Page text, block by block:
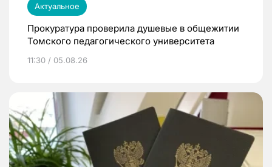
Актуальное
Прокуратура проверила душевые в общежитии
Томского педагогического университета
11:30 / 05.08.26